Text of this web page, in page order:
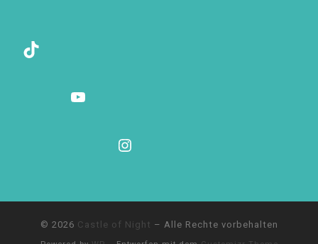
TikTok
YouTube
Instagram
© 2026 Castle of Night – Alle Rechte vorbehalten